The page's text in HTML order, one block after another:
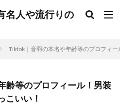
名人や流行りの
Tiktok｜音羽の本名や年齢等のプロフィ
齢等のプロフィール！男装
こいい！